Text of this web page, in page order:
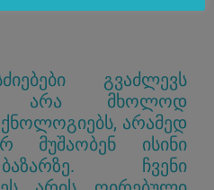
გვაძლევს
არა მხოლოდ
არამედ
მუშაობენ ისინი
ჩვენი